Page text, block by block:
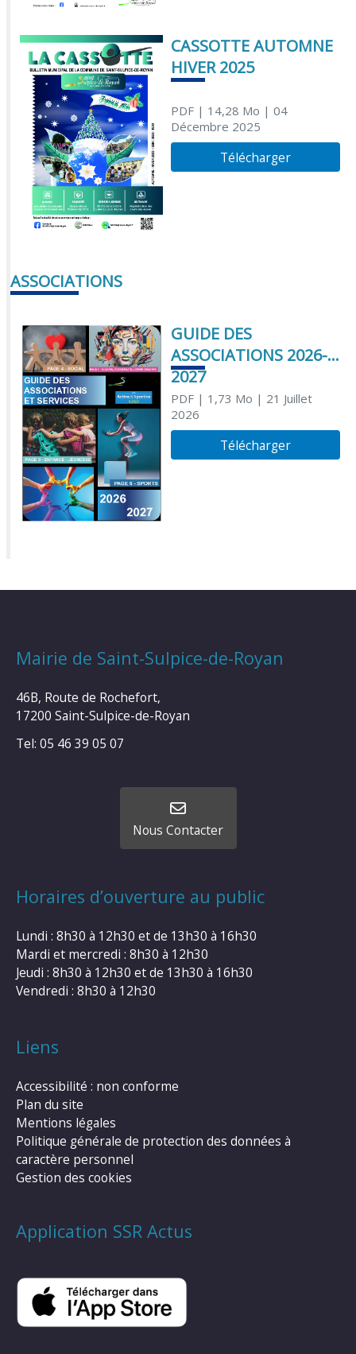
CASSOTTE AUTOMNE
HIVER 2025
PDF| 14,28 Mo | 04
Décembre 2025
Télécharger
ASSOCIATIONS
GUIDE DES
ASSOCIATIONS 2026-
2027
PDF| 1,73 Mo | 21 Juillet
2026
Télécharger
Mairie de Saint-Sulpice-de-Royan
46B, Route de Rochefort,
17200 Saint-Sulpice-de-Royan
Tel: 05 46 39 05 07
Nous Contacter
Horaires d’ouverture au public
Lundi : 8h30 à 12h30 et de 13h30 à 16h30
Mardi et mercredi : 8h30 à 12h30
Jeudi : 8h30 à 12h30 et de 13h30 à 16h30
Vendredi : 8h30 à 12h30
Liens
Accessibilité : non conforme
Plan du site
Mentions légales
Politique générale de protection des données à
caractère personnel
Gestion des cookies
Application SSR Actus